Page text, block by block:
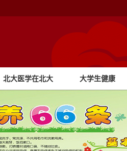
北大医学在北大 大学生健康